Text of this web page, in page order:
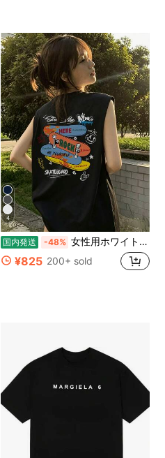
4
国内発送 -48% 女性用ホワイトタンクトップ、ルーズフィット、ユニークなスパイシースウィートデザイン、ノースリーブTシャツ、夏カジュアル
¥825 200+ sold